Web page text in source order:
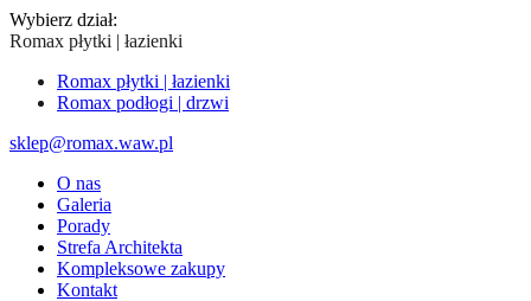
Wybierz dział:
Romax płytki | łazienki
Romax płytki | łazienki
Romax podłogi | drzwi
sklep@romax.waw.pl
O nas
Galeria
Porady
Strefa Architekta
Kompleksowe zakupy
Kontakt